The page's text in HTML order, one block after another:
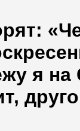
я на